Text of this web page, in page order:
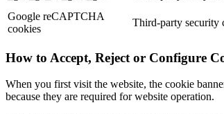
Google reCAPTCHA
cookies
Third-party security
How to Accept, Reject or Configure
When you first visit the website, the cookie
because they are required for website operation.